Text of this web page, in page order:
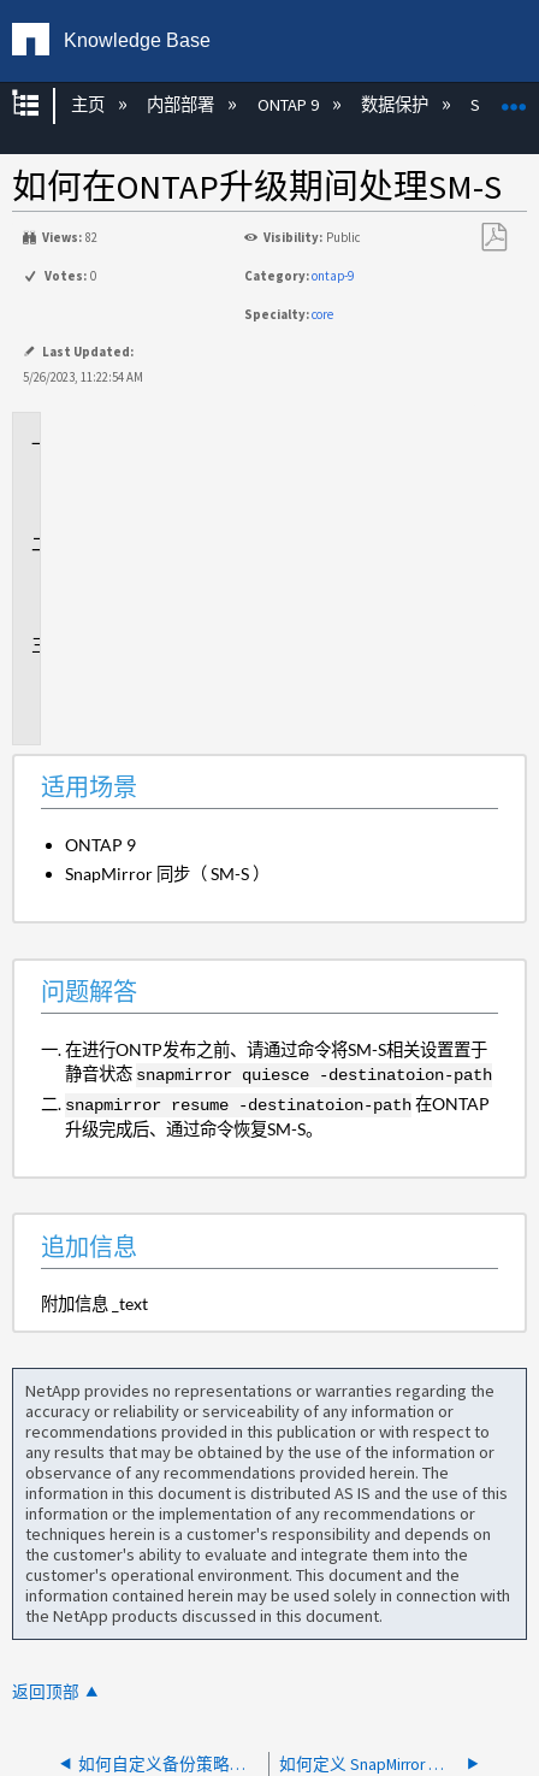
Knowledge Base
扩展/隐缩全局层次
主页 内部部署 ONTAP 9 数据保护
如何在ONTAP升级期间处理SM-S
Views: 82 Visibility: Public
Votes: 0 Category:ontap-9
Specialty:core
Last Updated:
5/26/2023, 11:22:54 AM
适用场景
ONTAP 9
SnapMirror 同步（ SM-S ）
问题解答
在进行ONTP发布之前、请通过命令将SM-S相关设置置于
静音状态 snapmirror quiesce -destinatoion-path
snapmirror resume -destinatoion-path在ONTAP
升级完成后、通过命令恢复SM-S。
追加信息
附加信息 _text
NetApp provides no representations or warranties regarding the
accuracy or reliability or serviceability of any information or
recommendations provided in this publication or with respect to
any results that may be obtained by the use of the information or
observance of any recommendations provided herein. The
information in this document is distributed AS IS and the use of this
information or the implementation of any recommendations or
techniques herein is a customer's responsibility and depends on
the customer's ability to evaluate and integrate them into the
customer's operational environment. This document and the
information contained herein may be used solely in connection with
the NetApp products discussed in this document.
返回顶部
如何自定义备份策略、以便通过BlueXP 将内部ONTAP数据备份到云 如何定义 SnapMirror 基线 Snapshot